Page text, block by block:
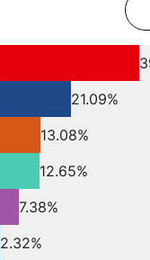
21.09%
13.08%
12.65%
7.38%
2.32%